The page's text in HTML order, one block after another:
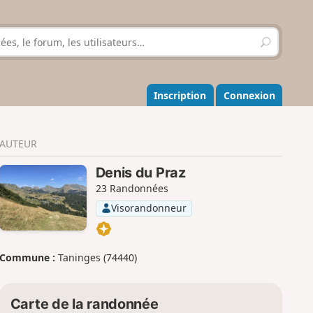
R
e
h
e
r
r
Inscription Connexion
AUTEUR
Denis du Praz
23 Randonnées
Visorandonneur
Commune : Taninges (74440)
Carte de la randonnée